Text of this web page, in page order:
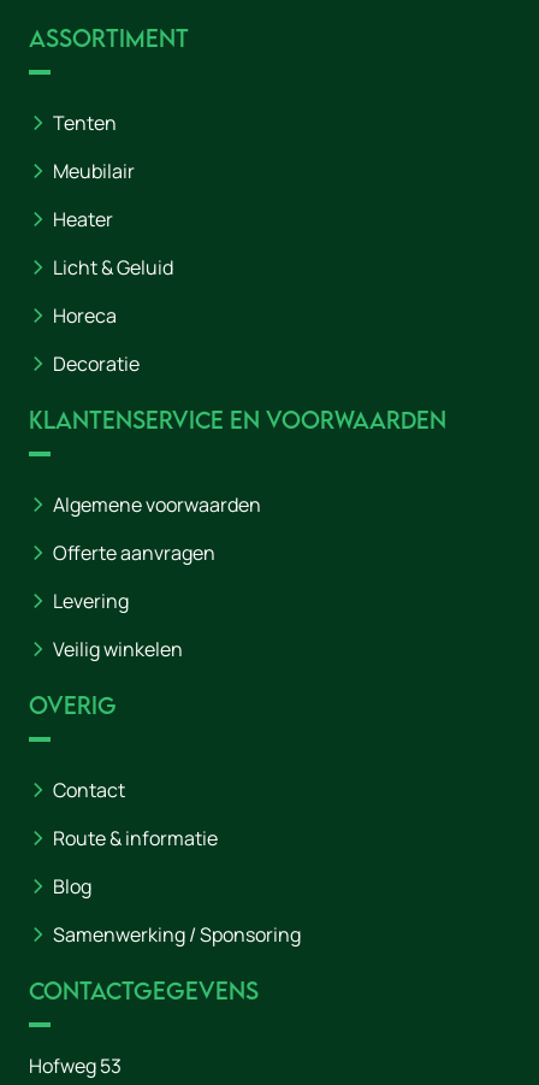
Assortiment
Tenten
Meubilair
Heater
Licht & Geluid
Horeca
Decoratie
Klantenservice en voorwaarden
Algemene voorwaarden
Offerte aanvragen
Levering
Veilig winkelen
Overig
Contact
Route & informatie
Blog
Samenwerking / Sponsoring
Contactgegevens
Hofweg 53